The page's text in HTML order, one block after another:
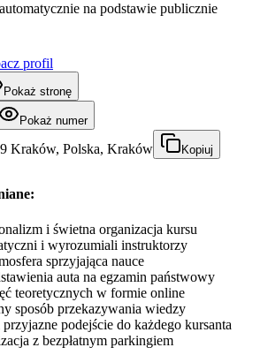
na podstawie publicznie
profil
Pokaż stronę
Pokaż numer
Kraków, Polska, Kraków Kopiuj
i świetna organizacja kursu
i wyrozumiali instruktorzy
sprzyjająca nauce
auta na egzamin państwowy
teoretycznych w formie online
sposób przekazywania wiedzy
podejście do każdego kursanta
z bezpłatnym parkingiem